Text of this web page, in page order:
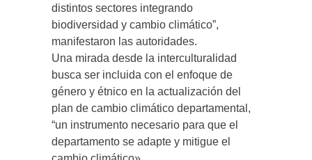
distintos sectores integrando
biodiversidad y cambio climático”,
manifestaron las autoridades.
Una mirada desde la interculturalidad
busca ser incluida con el enfoque de
género y étnico en la actualización del
plan de cambio climático departamental,
“un instrumento necesario para que el
departamento se adapte y mitigue el